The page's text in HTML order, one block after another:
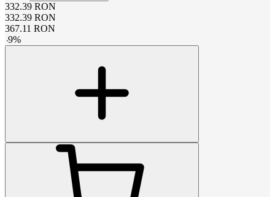
332.39 RON
332.39 RON
367.11 RON
-9%